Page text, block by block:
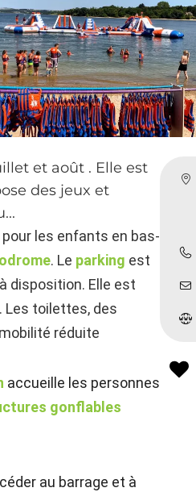
et août . Elle est
des jeux et
pour les enfants en bas-
. Le parking est
disposition. Elle est
Les toilettes, des
réduite
accueille les personnes
gonflables
au barrage et à